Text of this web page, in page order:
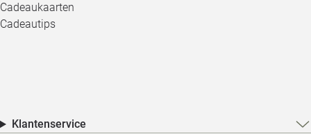
Cadeaukaarten
Cadeautips
Klantenservice